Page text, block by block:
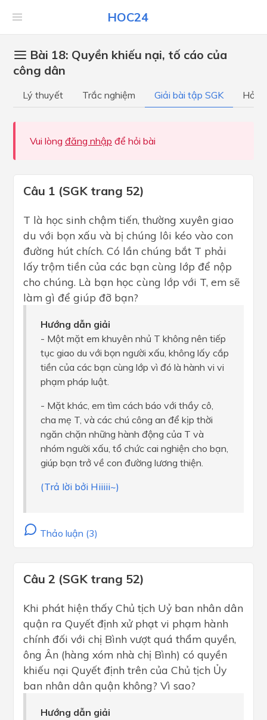
HOC24
Bài 18: Quyền khiếu nại, tố cáo của
công dân
Lý thuyết Trắc nghiệm Giải bài tập SGK Hỏi
Vui lòng đăng nhập để hỏi bài
Câu 1 (SGK trang 52)
T là học sinh chậm tiến, thường xuyên giao
du với bọn xấu và bị chúng lôi kéo vào con
đường hút chích. Có lần chúng bắt T phải
lấy trộm tiền của các bạn cùng lớp để nộp
cho chúng. Là bạn học cùng lớp với T, em sẽ
làm gì để giúp đỡ bạn?
Hướng dẫn giải
- Một mặt em khuyên nhủ T không nên tiếp
tục giao du với bọn người xấu, không lấy cắp
tiền của các bạn cùng lớp vì đó là hành vi vi
phạm pháp luật.
- Mặt khác, em tìm cách báo với thầy cô,
cha mẹ T, và các chú công an để kịp thời
ngăn chặn những hành động của T và
nhóm người xấu, tổ chức cai nghiện cho bạn,
giúp bạn trở về con đường lương thiện.
(Trả lời bởi Hiiiii~)
Thảo luận (3)
Câu 2 (SGK trang 52)
Khi phát hiện thấy Chủ tịch Uỷ ban nhân dân
quận ra Quyết định xử phạt vi phạm hành
chính đối với chị Bình vượt quá thẩm quyền,
ông Ân (hàng xóm nhà chị Bình) có quyền
khiếu nại Quyết định trên của Chủ tịch Ủy
ban nhân dân quận không? Vì sao?
Hướng dẫn giải